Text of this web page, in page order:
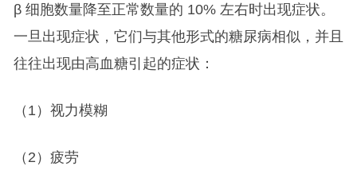
β 细胞数量降至正常数量的 10% 左右时出现症状。
一旦出现症状，它们与其他形式的糖尿病相似，并且
往往出现由高血糖引起的症状：
（1）视力模糊
（2）疲劳